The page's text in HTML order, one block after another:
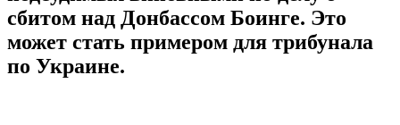
сбитом над Донбассом Боинге. Это
может стать примером для трибунала
по Украине.